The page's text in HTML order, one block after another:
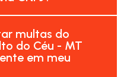
multas do
do Céu - MT
em meu